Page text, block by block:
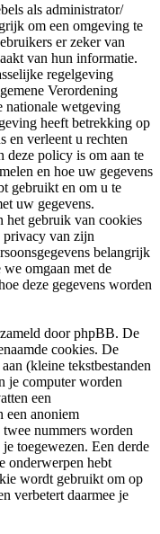
als administrator/
om een omgeving te
er zeker van
van hun informatie.
regelgeving
Verordening
nationale wetgeving
heeft betrekking op
en verleent u rechten
deze policy is om aan te
en hoe uw gegevens
gebruikt en om u te
uw gegevens.
het gebruik van cookies
privacy van zijn
belangrijk
omgaan met de
deze gegevens worden
door phpBB. De
cookies. De
(kleine tekstbestanden
je computer worden
een
een anoniem
twee nummers worden
toegewezen. Een derde
onderwerpen hebt
wordt gebruikt om op
verbetert daarmee je